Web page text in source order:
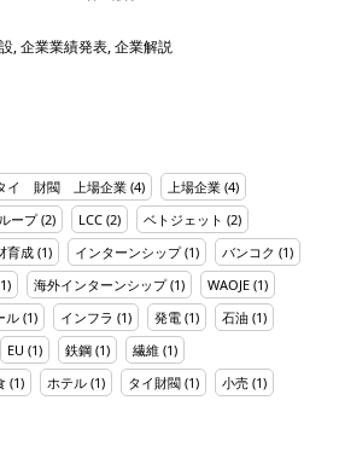
,企業業績発表,企業解説
イ 財閥 上場企業 (4) 上場企業 (4)
ープ(2) LCC (2) ベトジェット (2)
育成 (1) インターンシップ(1) バンコク (1)
海外インターンシップ(1) WAOJE (1)
ル (1) インフラ (1) 発電 (1) 石油 (1)
EU (1) 鉄鋼 (1) 繊維 (1)
(1) ホテル (1) タイ財閥 (1) 小売 (1)